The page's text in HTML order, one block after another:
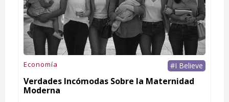
Economía #I Believe
Verdades Incómodas Sobre la Maternidad
Moderna